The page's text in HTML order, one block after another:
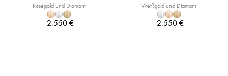
Roségold und Diamant
2.550 €
Weißgold und Diamant
2.550 €